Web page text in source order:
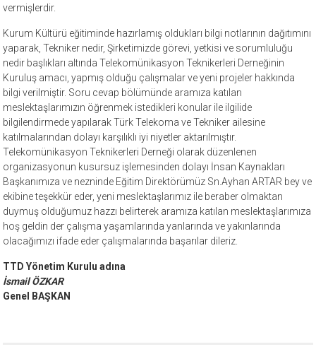
vermişlerdir.
Kurum Kültürü eğitiminde hazırlamış oldukları bilgi notlarının dağıtımını
yaparak, Tekniker nedir, Şirketimizde görevi, yetkisi ve sorumluluğu
nedir başlıkları altında Telekomünikasyon Teknikerleri Derneğinin
Kuruluş amacı, yapmış olduğu çalışmalar ve yeni projeler hakkında
bilgi verilmiştir. Soru cevap bölümünde aramıza katılan
meslektaşlarımızın öğrenmek istedikleri konular ile ilgilide
bilgilendirmede yapılarak Türk Telekoma ve Tekniker ailesine
katılmalarından dolayı karşılıklı iyi niyetler aktarılmıştır.
Telekomünikasyon Teknikerleri Derneği olarak düzenlenen
organizasyonun kusursuz işlemesinden dolayı İnsan Kaynakları
Başkanımıza ve nezninde Eğitim Direktörümüz Sn.Ayhan ARTAR bey ve
ekibine teşekkür eder, yeni meslektaşlarımız ile beraber olmaktan
duymuş olduğumuz hazzı belirterek aramıza katılan meslektaşlarımıza
hoş geldin der çalışma yaşamlarında yanlarında ve yakınlarında
olacağımızı ifade eder çalışmalarında başarılar dileriz.
TTD Yönetim Kurulu adına
İsmail ÖZKAR
Genel BAŞKAN